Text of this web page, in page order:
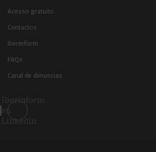
Acesso gratuito
Contactos
Iberinform
FAQs
Canal de denúncias
Iberinform
en
Linkedin